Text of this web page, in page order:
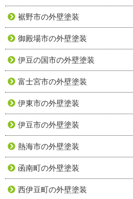
裾野市の外壁塗装
御殿場市の外壁塗装
伊豆の国市の外壁塗装
富士宮市の外壁塗装
伊東市の外壁塗装
伊豆市の外壁塗装
熱海市の外壁塗装
函南町の外壁塗装
西伊豆町の外壁塗装